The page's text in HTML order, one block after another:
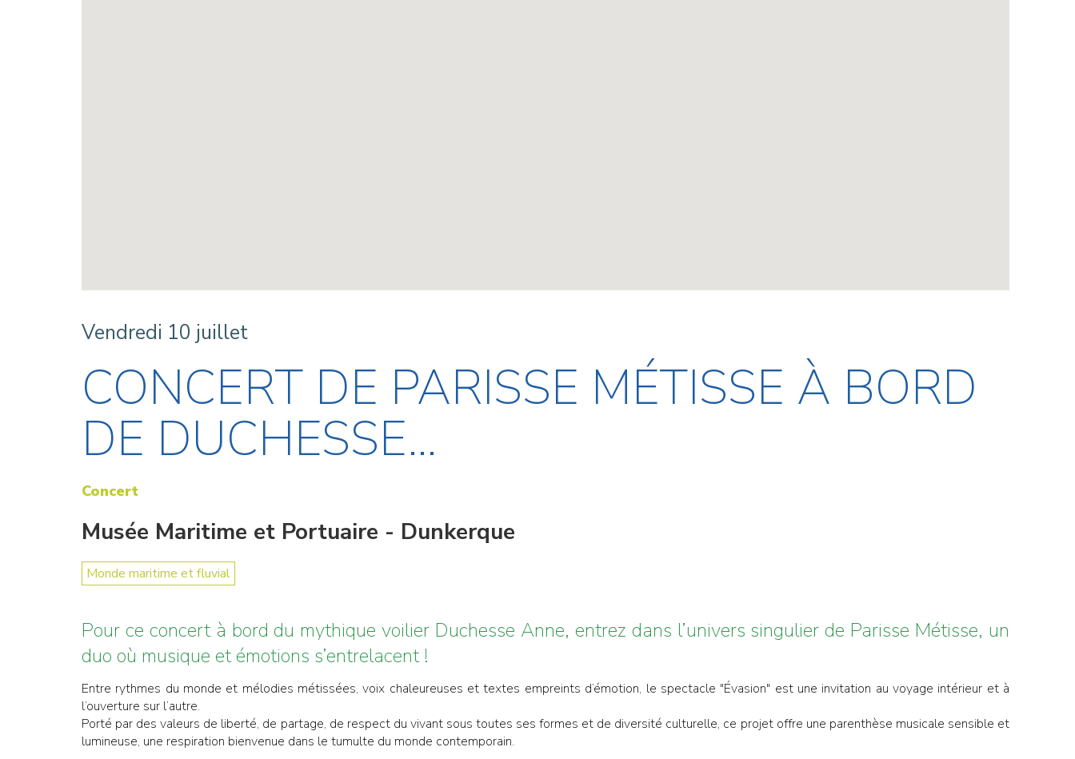
Vendredi 10 juillet
CONCERT DE PARISSE MÉTISSE À BORD
DE DUCHESSE...
Concert
Musée Maritime et Portuaire - Dunkerque
Monde maritime et fluvial
Pour ce concert à bord du mythique voilier Duchesse Anne, entrez dans l’univers singulier de Parisse Métisse, un
duo où musique et émotions s’entrelacent !
Entre rythmes du monde et mélodies métissées, voix chaleureuses et textes empreints d’émotion, le spectacle "Évasion" est une invitation au voyage intérieur et à
l’ouverture sur l’autre.
Porté par des valeurs de liberté, de partage, de respect du vivant sous toutes ses formes et de diversité culturelle, ce projet offre une parenthèse musicale sensible et
lumineuse, une respiration bienvenue dans le tumulte du monde contemporain.